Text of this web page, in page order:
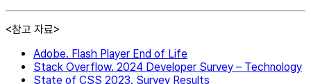
<참고 자료>
Adobe. Flash Player End of Life
Stack Overflow. 2024 Developer Survey – Technology
State of CSS 2023. Survey Results